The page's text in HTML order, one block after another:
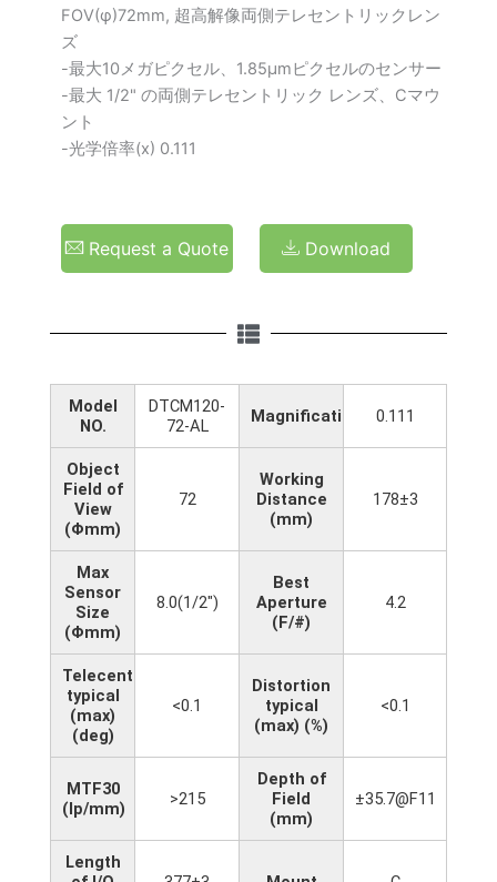
FOV(φ)72mm, 超高解像両側テレセントリックレン
ズ
-最大10メガピクセル、1.85μmピクセルのセンサー
-最大 1/2" の両側テレセントリック レンズ、Cマウ
ント
-光学倍率(x) 0.111
Request a Quote Download
Model
NO.
DTCM120-
72-AL
Magnification(x)0.111
Object
Field of
View
(Φmm)
72
Working
Distance
(mm)
178±3
Max
Sensor
Size
(Φmm)
8.0(1/2")
Best
Aperture
(F/#)
4.2
Telecentricity
typical
(max)
(deg)
<0.1
Distortion
typical
(max) (%)
<0.1
MTF30
(lp/mm)
>215
Depth of
Field
(mm)
±35.7@F11
Length